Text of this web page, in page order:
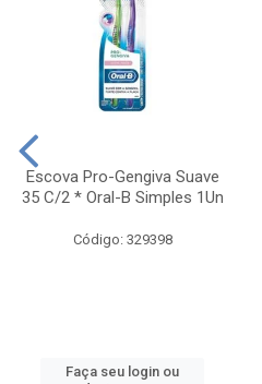
Escova Pro-Gengiva Suave
35 C/2 * Oral-B Simples 1Un
Código: 329398
Faça seu login ou